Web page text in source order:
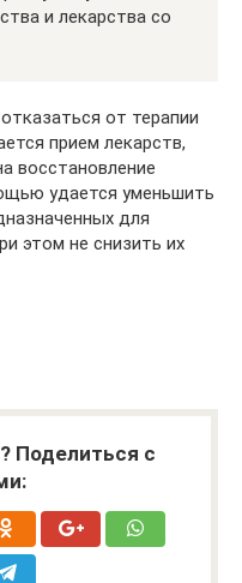
и лекарства со
от терапии
прием лекарств,
восстановление
удается уменьшить
для
этом не снизить их
Поделиться с